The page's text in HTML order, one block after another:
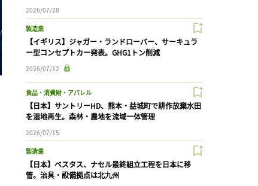
2026/07/28
製造業
【イギリス】ジャガー・ランドローバー、サーキュラ
ー型コンセプトカー発表。GHG1トン削減
2026/07/12
食品・消費財・アパレル
【日本】サントリーHD、熊本・益城町で耕作放棄水田
を湿地再生。森林・農地を流域一体管理
2026/07/15
製造業
【日本】ベスタス、ナセル最終組立工程を日本に移
管。治具・設備拠点は北九州